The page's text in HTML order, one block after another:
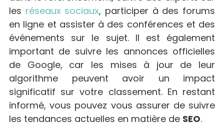
les réseaux sociaux, participer à des forums
en ligne et assister à des conférences et des
événements sur le sujet. Il est également
important de suivre les annonces officielles
de Google, car les mises à jour de leur
algorithme peuvent avoir un impact
significatif sur votre classement. En restant
informé, vous pouvez vous assurer de suivre
les tendances actuelles en matière de SEO.